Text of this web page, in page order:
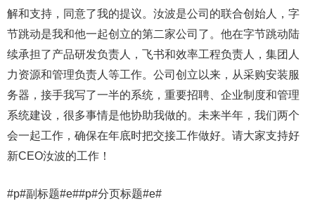
解和支持，同意了我的提议。汝波是公司的联合创始人，字
节跳动是我和他一起创立的第二家公司了。他在字节跳动陆
续承担了产品研发负责人，飞书和效率工程负责人，集团人
力资源和管理负责人等工作。公司创立以来，从采购安装服
务器，接手我写了一半的系统，重要招聘、企业制度和管理
系统建设，很多事情是他协助我做的。未来半年，我们两个
会一起工作，确保在年底时把交接工作做好。请大家支持好
新CEO汝波的工作！
#p#副标题#e##p#分页标题#e#